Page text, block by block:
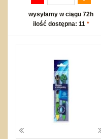
wysyłamy w ciągu 72h
ilość dostępna: 11 *